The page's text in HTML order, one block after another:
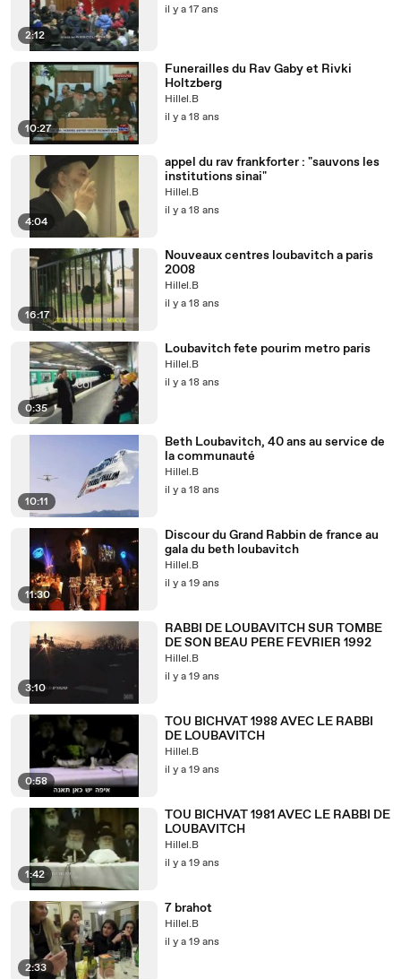
2:12
il y a 17 ans
10:27
Funerailles du Rav Gaby et Rivki
Holtzberg
Hillel.B
il y a 18 ans
4:04
appel du rav frankforter : "sauvons les
institutions sinai"
Hillel.B
il y a 18 ans
16:17
Nouveaux centres loubavitch a paris
2008
Hillel.B
il y a 18 ans
0:35
Loubavitch fete pourim metro paris
Hillel.B
il y a 18 ans
10:11
Beth Loubavitch, 40 ans au service de
la communauté
Hillel.B
il y a 18 ans
11:30
Discour du Grand Rabbin de france au
gala du beth loubavitch
Hillel.B
il y a 19 ans
3:10
RABBI DE LOUBAVITCH SUR TOMBE
DE SON BEAU PERE FEVRIER 1992
Hillel.B
il y a 19 ans
0:58
TOU BICHVAT 1988 AVEC LE RABBI
DE LOUBAVITCH
Hillel.B
il y a 19 ans
1:42
TOU BICHVAT 1981 AVEC LE RABBI DE
LOUBAVITCH
Hillel.B
il y a 19 ans
2:33
7 brahot
Hillel.B
il y a 19 ans